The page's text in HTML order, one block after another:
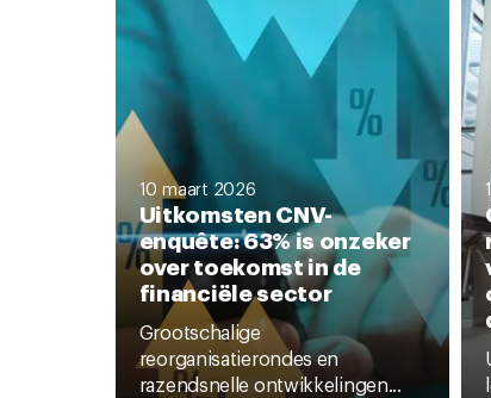
10 maart 2026
Uitkomsten CNV-
enquête: 63% is onzeker
over toekomst in de
financiële sector
Grootschalige
reorganisatierondes en
razendsnelle ontwikkelingen...